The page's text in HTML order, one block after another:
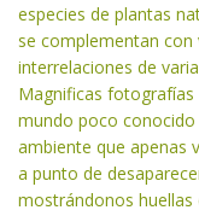
especies de plantas
se complementan
interrelaciones de
Magnificas
mundo poco conocido
ambiente que apenas
a punto de
mostrándonos huellas